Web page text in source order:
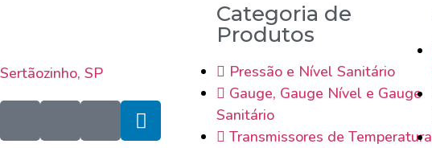
Sertãozinho, SP
Categoria de
Produtos
Pressão e Nível Sanitário
Gauge, Gauge Nível e Gauge
Sanitário
Transmissores de Temperatura